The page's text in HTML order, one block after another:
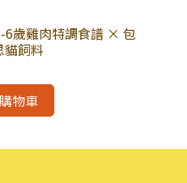
6歲雞肉特調食譜 × 包
貓飼料
物車